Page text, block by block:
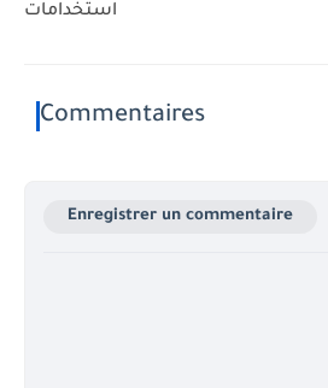
استخدامات
Commentaires
Enregistrer un commentaire